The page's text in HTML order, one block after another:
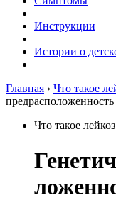
Инструкции
Истории о
Главная › Что такое
Что такое лейкоз